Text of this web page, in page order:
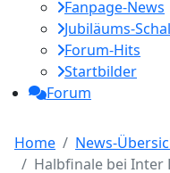
Fanpage-News
Jubiläums-Schal
Forum-Hits
Startbilder
Forum
Home
News-
Halbfinale bei Inter